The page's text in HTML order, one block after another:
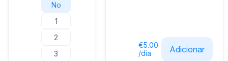
No
1
2
3
€5.00
/dia
Adicionar